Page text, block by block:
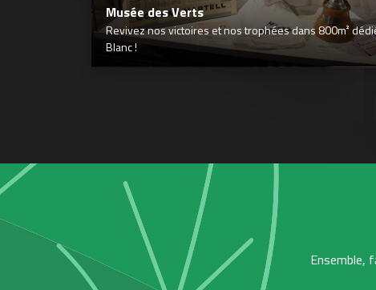
Musée des Verts
Revivez nos victoires et nos trophées dans 800m²
Blanc !
Ensemble,